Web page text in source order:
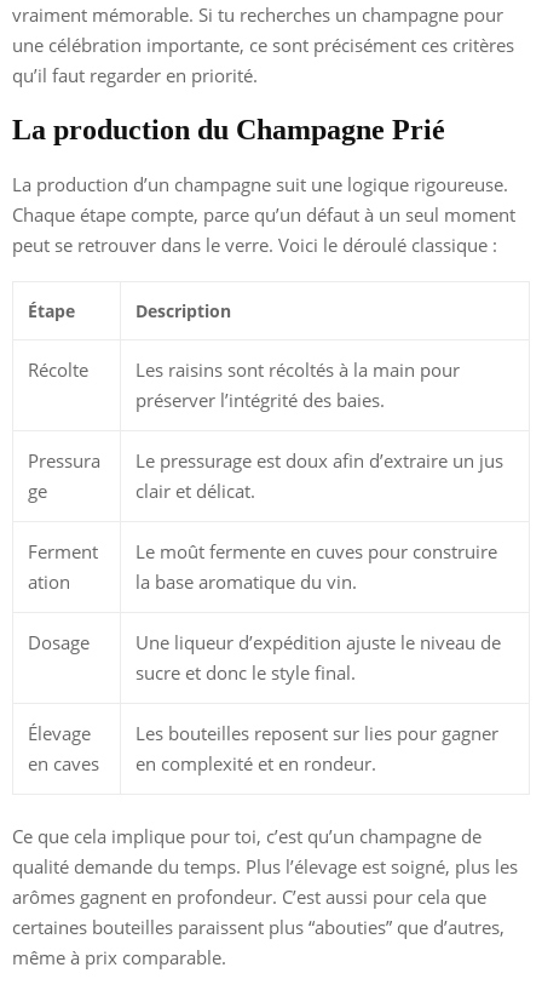
vraiment mémorable. Si tu recherches un champagne pour
une célébration importante, ce sont précisément ces critères
qu’il faut regarder en priorité.
La production du Champagne Prié
La production d’un champagne suit une logique rigoureuse.
Chaque étape compte, parce qu’un défaut à un seul moment
peut se retrouver dans le verre. Voici le déroulé classique :
Étape Description
Récolte
Les raisins sont récoltés à la main pour
préserver l’intégrité des baies.
Pressura
ge
Le pressurage est doux afin d’extraire un jus
clair et délicat.
Ferment
ation
Le moût fermente en cuves pour construire
la base aromatique du vin.
Dosage
Une liqueur d’expédition ajuste le niveau de
sucre et donc le style final.
Élevage
en caves
Les bouteilles reposent sur lies pour gagner
en complexité et en rondeur.
Ce que cela implique pour toi, c’est qu’un champagne de
qualité demande du temps. Plus l’élevage est soigné, plus les
arômes gagnent en profondeur. C’est aussi pour cela que
certaines bouteilles paraissent plus “abouties” que d’autres,
même à prix comparable.